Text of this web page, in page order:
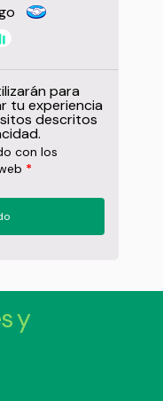
para
tu experiencia
descritos
.
con los
*
y